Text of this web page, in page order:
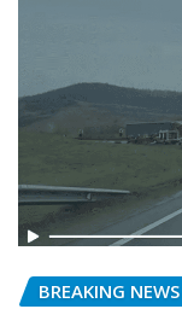
BREAKING NEWS